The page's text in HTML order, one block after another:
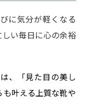
に気分が軽くなる
い毎日に心の余裕
、「見た目の美し
叶える上質な靴や